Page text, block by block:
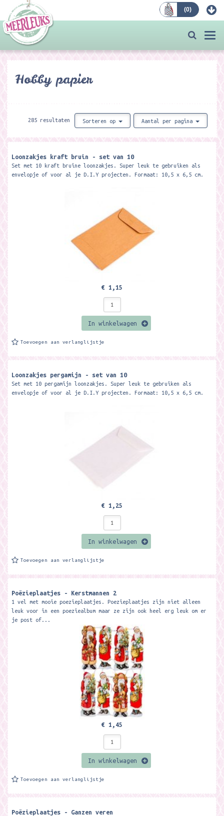
(0)
Hobby papier
285 resultaten Sorteren op Aantal per pagina
Loonzakjes kraft bruin - set van 10
Set met 10 kraft bruine loonzakjes. Super leuk te gebruiken als
envelopje of voor al je D.I.Y projecten. Formaat: 10,5 x 6,5 cm.
€ 1,15
In winkelwagen
Toevoegen aan verlanglijstje
Loonzakjes pergamijn - set van 10
Set met 10 pergamijn loonzakjes. Super leuk te gebruiken als
envelopje of voor al je D.I.Y projecten. Formaat: 10,5 x 6,5 cm.
€ 1,25
In winkelwagen
Toevoegen aan verlanglijstje
Poëzieplaatjes - Kerstmannen 2
1 vel met mooie poezieplaatjes. Poezieplaatjes zijn niet alleen
leuk voor in een poeziealbum maar ze zijn ook heel erg leuk om er
je post of...
€ 1,45
In winkelwagen
Toevoegen aan verlanglijstje
Poëzieplaatjes - Ganzen veren